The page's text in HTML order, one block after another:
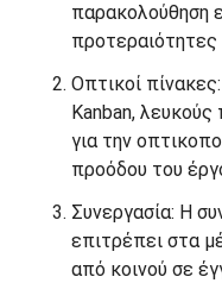
παρακολούθηση
Οπτικοί
Kanban, λευκούς
για την
προόδου του
Συνεργασία: Η
επιτρέπει στα
από κοινού σε